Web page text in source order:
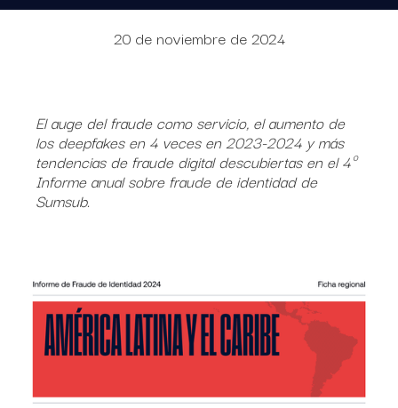
20 de noviembre de 2024
El auge del fraude como servicio, el aumento de
los deepfakes en 4 veces en 2023-2024 y más
tendencias de fraude digital descubiertas en el 4º
Informe anual sobre fraude de identidad de
Sumsub.